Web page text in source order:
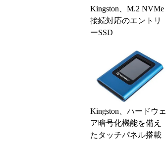
Kingston、M.2 NVMe
接続対応のエントリ
ーSSD
Kingston、ハードウェ
ア暗号化機能を備え
たタッチパネル搭載